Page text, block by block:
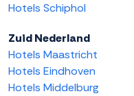
Hotels Schiphol
Zuid Nederland
Hotels Maastricht
Hotels Eindhoven
Hotels Middelburg